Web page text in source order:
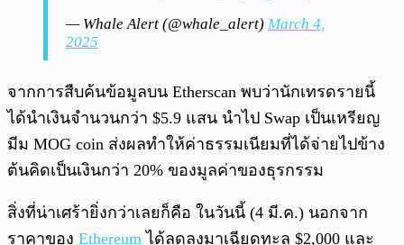
— Whale Alert (@whale_alert) March 4,
2025
จากการสืบค้นข้อมูลบน Etherscan พบว่านักเทรดรายนี้
ได้นำเงินจำนวนกว่า $5.9 แสน นำไป Swap เป็นเหรียญ
มีม MOG coin ส่งผลทำให้ค่าธรรมเนียมที่ได้จ่ายไปข้าง
ต้นคิดเป็นเงินกว่า 20% ของมูลค่าของธุรกรรม
สิ่งที่น่าเศร้ายิ่งกว่าเลยก็คือ ในวันนี้ (4 มี.ค.) นอกจาก
ราคาของ Ethereum ได้ลดลงมาเฉียดทะลุ $2,000 และ